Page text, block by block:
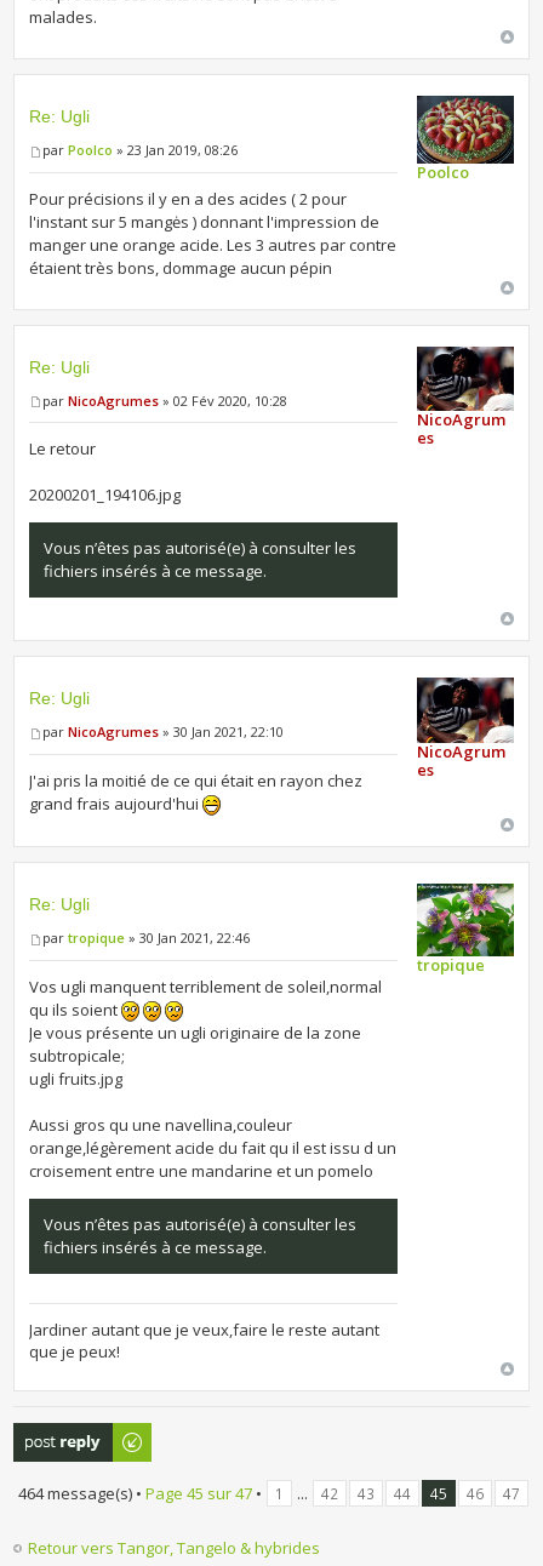
malades.
Re: Ugli
parPoolco » 23 Jan 2019, 08:26
Pour précisions il y en a des acides ( 2 pour
l'instant sur 5 mangės ) donnant l'impression de
manger une orange acide. Les 3 autres par contre
étaient très bons, dommage aucun pépin
Poolco
Re: Ugli
parNicoAgrumes » 02 Fév 2020, 10:28
Le retour
20200201_194106.jpg
Vous n’êtes pas autorisé(e) à consulter les
fichiers insérés à ce message.
NicoAgrum
es
Re: Ugli
parNicoAgrumes » 30 Jan 2021, 22:10
J'ai pris la moitié de ce qui était en rayon chez
grand frais aujourd'hui
NicoAgrum
es
Re: Ugli
partropique » 30 Jan 2021, 22:46
Vos ugli manquent terriblement de soleil,normal
qu ils soient
Je vous présente un ugli originaire de la zone
subtropicale;
ugli fruits.jpg
Aussi gros qu une navellina,couleur
orange,légèrement acide du fait qu il est issu d un
croisement entre une mandarine et un pomelo
Vous n’êtes pas autorisé(e) à consulter les
fichiers insérés à ce message.
Jardiner autant que je veux,faire le reste autant
que je peux!
tropique
Publier une
réponse
464 message(s) • Page 45 sur47• 1 ... 42 43 44 45 46 47
Retour vers Tangor, Tangelo & hybrides